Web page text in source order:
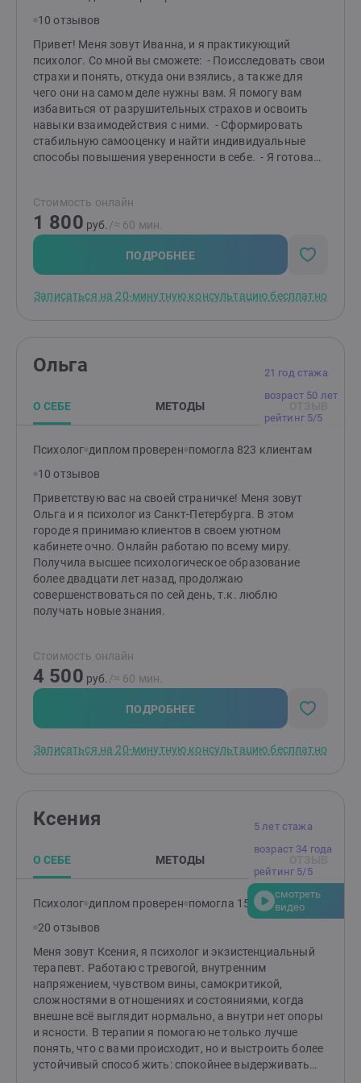
потребностями в музеях Кремля. Разработала проект
и выиграла грант благотворительного фонда «Свет»
2 255 460 рублей. Создала доступную среду для
маломобильных посетителей Оружейной палаты и
Успенского собора Кремля. В настоящее время
совмещаю частное психологическое
консультирование и работу психологом в
медицинском центре. СМИ - эксперт.
10 отзывов
Привет! Меня зовут Иванна, и я практикующий
психолог. Со мной вы сможете: - Поисследовать свои
страхи и понять, откуда они взялись, а также для
чего они на самом деле нужны вам. Я помогу вам
избавиться от разрушительных страхов и освоить
навыки взаимодействия с ними. - Сформировать
стабильную самооценку и найти индивидуальные
способы повышения уверенности в себе. - Я готова
когда вам тяжело. - Могу помочь вам рассмотреть
тревожащие ситуации с разных точек зрения и найти
решение проблемы, даже когда кажется, что выхода
нет. - Для меня очень важно создать безопасную,
теплую и доверительную обстановку, чтобы вы могли
подавленные чувства и найти выход.
Стоимость онлайн
1 800 руб. /≈ 60 мин.
ПОДРОБНЕЕ
Записаться на 20-минутную консультацию бесплатно
21 год стажа
возраст 50 лет
рейтинг 5/5
Ольга
О СЕБЕ МЕТОДЫ
Психолог диплом проверен помогла 823 клиентам
10 отзывов
Приветствую вас на своей страничке! Меня зовут
Ольга и я психолог из Санкт-Петербурга. В этом
городе я принимаю клиентов в своем уютном
кабинете очно. Онлайн работаю по всему миру.
Получила высшее психологическое образование
более двадцати лет назад, продолжаю
совершенствоваться по сей день, т.к. люблю
получать новые знания.
Стоимость онлайн
4 500 руб. /≈ 60 мин.
ПОДРОБНЕЕ
Записаться на 20-минутную консультацию бесплатно
5 лет стажа
возраст 34 года
рейтинг 5/5
смотреть
видео
Ксения
О СЕБЕ МЕТОДЫ
Психолог диплом проверен помогла 157 клиентам
20 отзывов
Меня зовут Ксения, я психолог и экзистенциальный
терапевт. Работаю с тревогой, внутренним
напряжением, чувством вины, самокритикой,
сложностями в отношениях и состояниями, когда
внешне всё выглядит нормально, а внутри нет опоры
и ясности. В терапии я помогаю не только лучше
понять, что с вами происходит, но и выстроить более
устойчивый способ жить: спокойнее выдерживать